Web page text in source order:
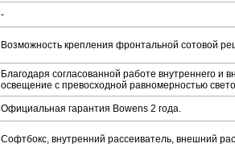
-
Возможность крепления фронтальной сотовой
Благодаря согласованной работе внутреннего и
освещение с превосходной равномерностью
Официальная гарантия Bowens 2 года.
Софтбокс, внутренний рассеиватель, внешний